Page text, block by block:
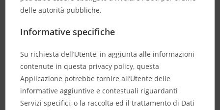
delle autorità pubbliche.
Informative specifiche
Su richiesta dell’Utente, in aggiunta alle informazioni
contenute in questa privacy policy, questa
Applicazione potrebbe fornire all’Utente delle
informative aggiuntive e contestuali riguardanti
Servizi specifici, o la raccolta ed il trattamento di Dati